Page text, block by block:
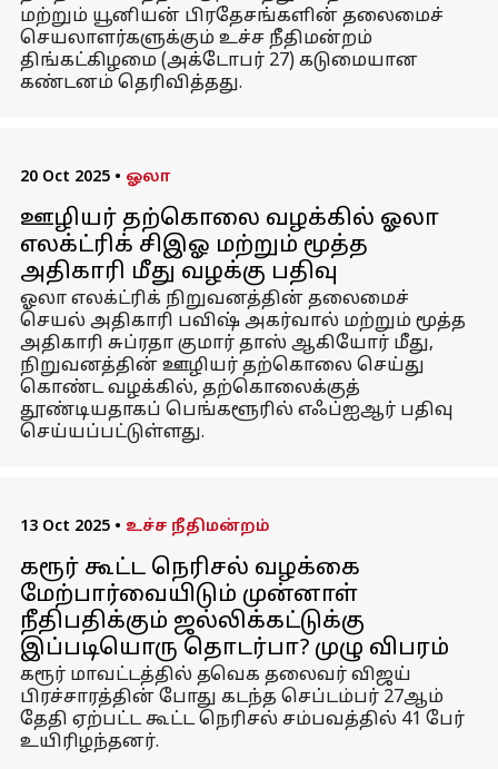
மற்றும் யூனியன் பிரதேசங்களின் தலைமைச்
செயலாளர்களுக்கும் உச்ச நீதிமன்றம்
திங்கட்கிழமை (அக்டோபர் 27) கடுமையான
கண்டனம் தெரிவித்தது.
20 Oct 2025 • ஓலா
ஊழியர் தற்கொலை வழக்கில் ஓலா
எலக்ட்ரிக் சிஇஓ மற்றும் மூத்த
அதிகாரி மீது வழக்கு பதிவு
ஓலா எலக்ட்ரிக் நிறுவனத்தின் தலைமைச்
செயல் அதிகாரி பவிஷ் அகர்வால் மற்றும் மூத்த
அதிகாரி சுப்ரதா குமார் தாஸ் ஆகியோர் மீது,
நிறுவனத்தின் ஊழியர் தற்கொலை செய்து
கொண்ட வழக்கில், தற்கொலைக்குத்
தூண்டியதாகப் பெங்களூரில் எஃப்ஐஆர் பதிவு
செய்யப்பட்டுள்ளது.
13 Oct 2025 • உச்ச நீதிமன்றம்
கரூர் கூட்ட நெரிசல் வழக்கை
மேற்பார்வையிடும் முன்னாள்
நீதிபதிக்கும் ஜல்லிக்கட்டுக்கு
இப்படியொரு தொடர்பா? முழு விபரம்
கரூர் மாவட்டத்தில் தவெக தலைவர் விஜய்
பிரச்சாரத்தின் போது கடந்த செப்டம்பர் 27ஆம்
தேதி ஏற்பட்ட கூட்ட நெரிசல் சம்பவத்தில் 41 பேர்
உயிரிழந்தனர்.